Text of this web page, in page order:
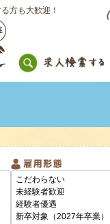
方も大歓迎！